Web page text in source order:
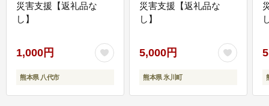
災害支援【返礼品な
し】
1,000円
熊本県 八代市
災害支援【返礼品な
し】
5,000円
熊本県 氷川町